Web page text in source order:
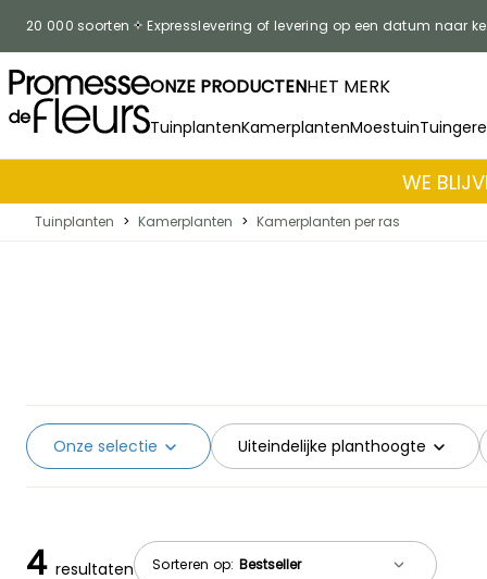
20 000 soorten Expresslevering of levering op een datum naar
ONZE PRODUCTENHET MERK
TuinplantenKamerplantenMoestuin
WE
Tuinplanten > Kamerplanten > Kamerplanten per ras
Uiteindelijke planthoogte
Onze selectie
Sorteren op:
4 resultaten